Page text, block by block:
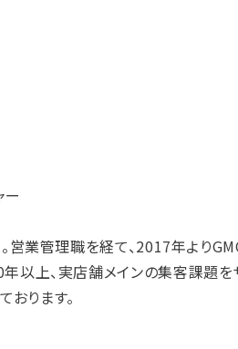
営業管理職を経て、2017年より
以上、実店舗メインの集客課題を
ります。